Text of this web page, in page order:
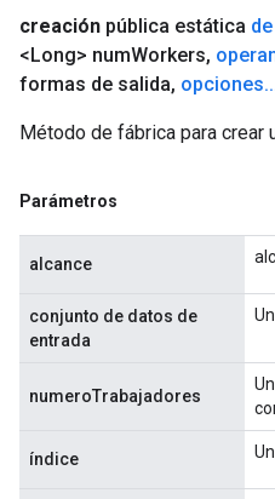
creación pública estática
<Long> numWorkers,
formas de salida, opciones..
Método de fábrica para crear
Parámetros
alcance
conjunto de datos de
entrada
numeroTrabajadores
índice